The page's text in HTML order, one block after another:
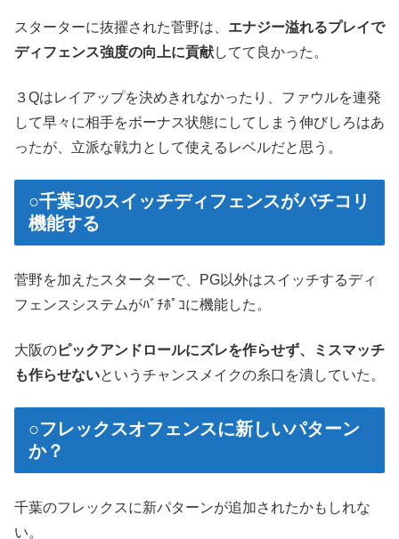
スターターに抜擢された菅野は、 エナジー溢れるプレイで
ディフェンス強度の向上に貢献してて良かった。
３Qはレイアップを決めきれなかったり、ファウルを連発
して早々に相手をボーナス状態にしてしまう伸びしろはあ
ったが、立派な戦力として使えるレベルだと思う。
○千葉Jのスイッチディフェンスがバチコリ
機能する
菅野を加えたスターターで、PG以外はスイッチするディ
フェンスシステムがﾊﾞﾁﾎﾟｺに機能した。
大阪のピックアンドロールにズレを作らせず、ミスマッチ
も作らせないというチャンスメイクの糸口を潰していた。
○フレックスオフェンスに新しいパターン
か？
千葉のフレックスに新パターンが追加されたかもしれな
い。